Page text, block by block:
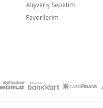
Alışveriş Sepetim
Favorilerim